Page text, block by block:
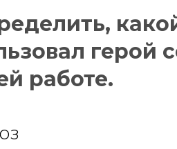
герой
работе.